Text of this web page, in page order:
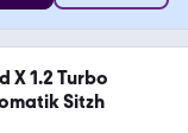
X 1.2 Turbo
Sitzh